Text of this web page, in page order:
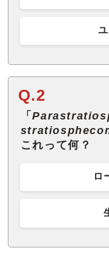
Q.2
「
これって何？
ロ